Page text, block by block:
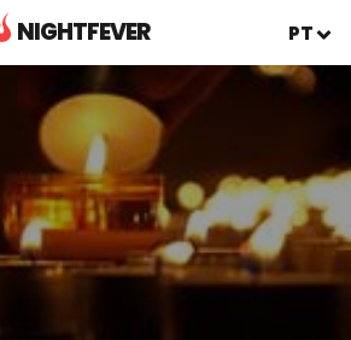
NIGHTFEVER PT